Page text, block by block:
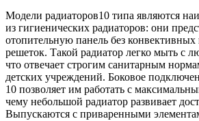
Модели радиаторов10 типа являются
из гигиенических радиаторов: они
отопительную панель без
решеток. Такой радиатор легко мыть с
что отвечает строгим санитарным
детских учреждений. Боковое
10 позволяет им работать с
чему небольшой радиатор развивает
Выпускаются с приваренными